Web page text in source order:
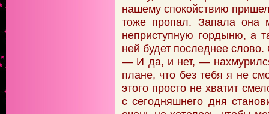
нашему спокойствию
тоже пропал. Запала она
неприступную гордыню, а
ней будет последнее слово.
— И да, и нет, —
плане, что без тебя я не
этого просто не хватит
с сегодняшнего дня